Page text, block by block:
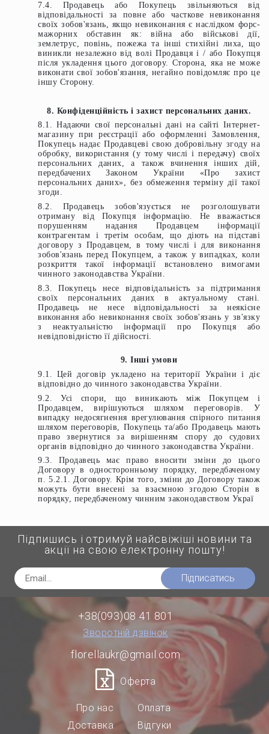
7.4. Продавець або Покупець звільняються від
відповідальності за повне або часткове невиконання
своїх зобов'язань, якщо невиконання є наслідком форс-
мажорних обставин як: війна або військові дії,
землетрус, повінь, пожежа та інші стихійні лиха, що
виникли незалежно від волі Продавця і / або Покупця
після укладення цього договору. Сторона, яка не може
виконати свої зобов'язання, негайно повідомляє про це
іншу Сторону.
8. Конфіденційність і захист персональних даних.
8.1. Надаючи свої персональні дані на сайті Інтернет-
магазину при реєстрації або оформленні Замовлення,
Покупець надає Продавцеві свою добровільну згоду на
обробку, використання (у тому числі і передачу) своїх
персональних даних, а також вчинення інших дій,
передбачених Законом України «Про захист
персональних даних», без обмеження терміну дії такої
згоди.
8.2. Продавець зобов'язується не розголошувати
отриману від Покупця інформацію. Не вважається
порушенням надання Продавцем інформації
контрагентам і третім особам, що діють на підставі
договору з Продавцем, в тому числі і для виконання
зобов'язань перед Покупцем, а також у випадках, коли
розкриття такої інформації встановлено вимогами
чинного законодавства України.
8.3. Покупець несе відповідальність за підтримання
своїх персональних даних в актуальному стані.
Продавець не несе відповідальності за неякісне
виконання або невиконання своїх зобов'язань у зв'язку
з неактуальністю інформації про Покупця або
невідповідністю її дійсності.
9. Інші умови
9.1. Цей договір укладено на території України і діє
відповідно до чинного законодавства України.
9.2. Усі спори, що виникають між Покупцем і
Продавцем, вирішуються шляхом переговорів. У
випадку недосягнення врегулювання спірного питання
шляхом переговорів, Покупець та/або Продавець мають
право звернутися за вирішенням спору до судових
органів відповідно до чинного законодавства України.
9.3. Продавець має право вносити зміни до цього
Договору в односторонньому порядку, передбаченому
п. 5.2.1. Договору. Крім того, зміни до Договору також
можуть бути внесені за взаємною згодою Сторін в
порядку, передбаченому чинним законодавством Украї
Підпишись і отримуй найсвіжіші новини та
акції на свою електронну пошту!
Підписатись
+38(093)08 41 801
Зворотній дзвінок
florellaukr@gmail.com
Оферта
Про нас
Доставка
Оплата
Відгуки